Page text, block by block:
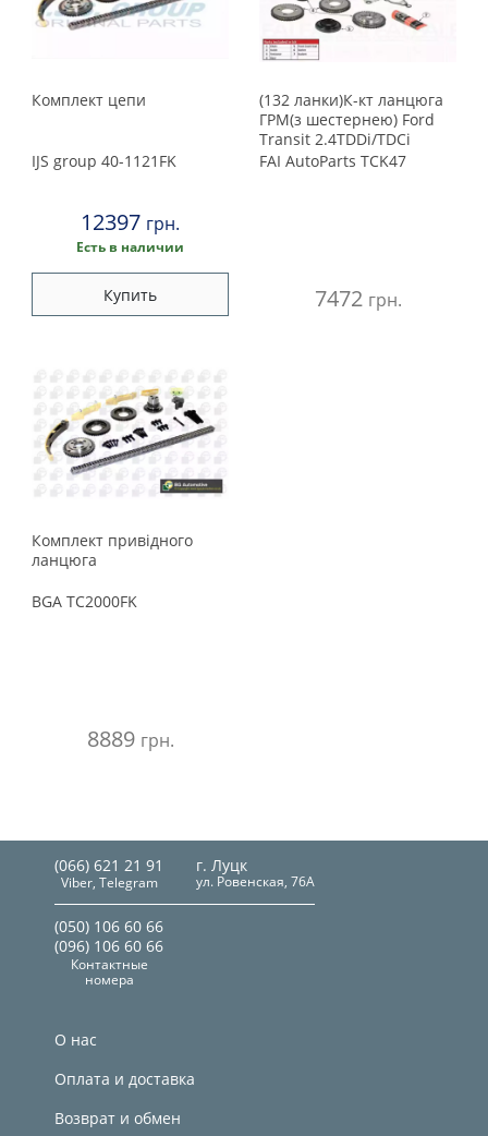
Комплект цепи
IJS group 40-1121FK
12397 грн.
Есть в наличии
Купить
(132 ланки)К-кт ланцюга
ГРМ(з шестернею) Ford
Transit 2.4TDDi/TDCi
08.00- (120км)
FAI AutoParts TCK47
7472 грн.
Комплект привідного
ланцюга
BGA TC2000FK
8889 грн.
(066) 621 21 91
Viber, Telegram
г. Луцк
ул. Ровенская, 76А
(050) 106 60 66
(096) 106 60 66
Контактные
номера
О нас
Оплата и доставка
Возврат и обмен